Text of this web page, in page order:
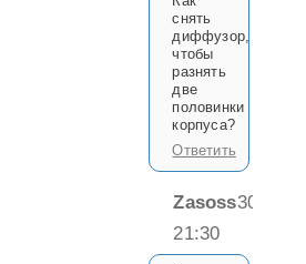
снять
диффузор,
чтобы
разнять
две
половинки
корпуса?
Ответить
Zasoss
21:30